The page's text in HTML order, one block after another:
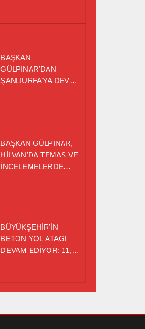
BAŞKAN
GÜLPINAR’DAN
ŞANLIURFA’YA DEV
BAŞKAN GÜLPINAR,
HİLVAN’DA TEMAS VE
İNCELEMELERDE
BÜYÜKŞEHİR’İN
BETON YOL ATAĞI
DEVAM EDİYOR: 11,5